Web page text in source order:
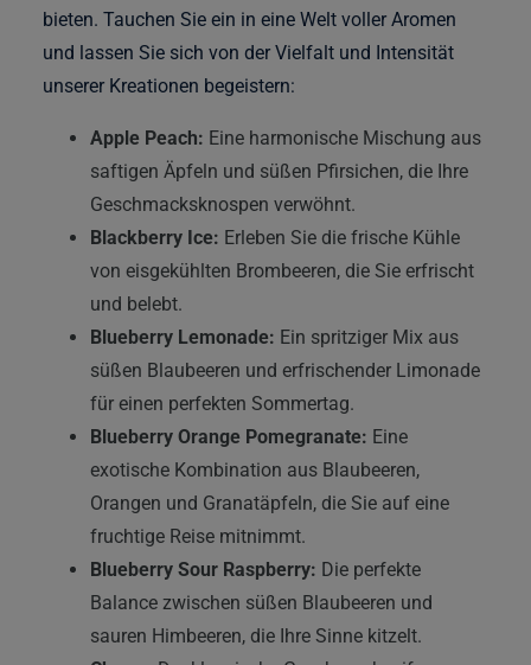
bieten. Tauchen Sie ein in eine Welt voller Aromen
und lassen Sie sich von der Vielfalt und Intensität
unserer Kreationen begeistern:
Apple Peach: Eine harmonische Mischung aus
saftigen Äpfeln und süßen Pfirsichen, die Ihre
Geschmacksknospen verwöhnt.
Blackberry Ice: Erleben Sie die frische Kühle
von eisgekühlten Brombeeren, die Sie erfrischt
und belebt.
Blueberry Lemonade: Ein spritziger Mix aus
süßen Blaubeeren und erfrischender Limonade
für einen perfekten Sommertag.
Blueberry Orange Pomegranate: Eine
exotische Kombination aus Blaubeeren,
Orangen und Granatäpfeln, die Sie auf eine
fruchtige Reise mitnimmt.
Blueberry Sour Raspberry: Die perfekte
Balance zwischen süßen Blaubeeren und
sauren Himbeeren, die Ihre Sinne kitzelt.